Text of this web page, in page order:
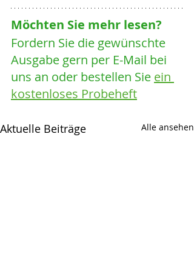
Möchten Sie mehr lesen?
Fordern Sie die gewünschte
Ausgabe gern per E-Mail bei
uns an oder bestellen Sie ein
kostenloses Probeheft
Aktuelle Beiträge Alle ansehen